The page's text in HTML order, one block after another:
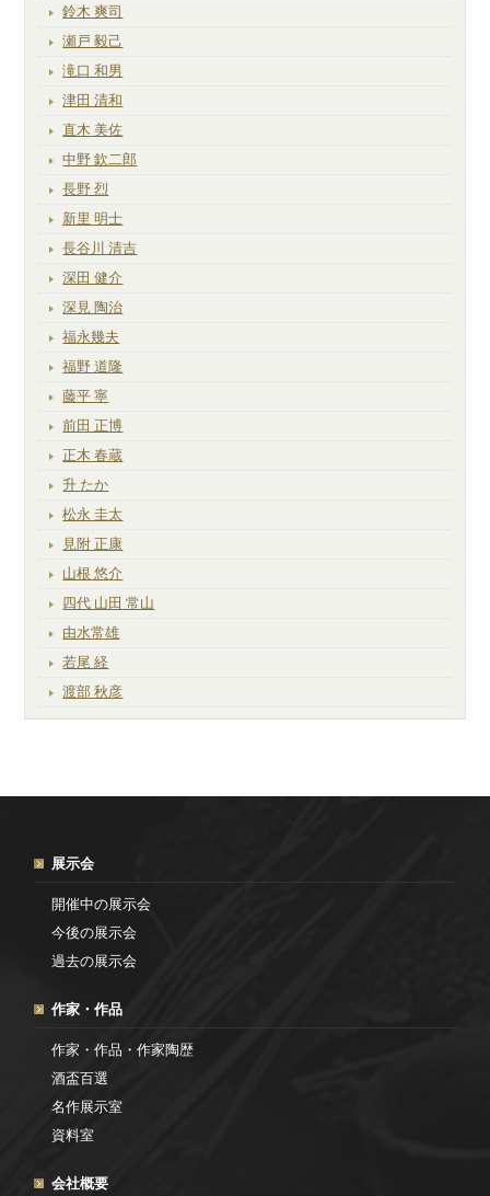
鈴木 爽司
瀬戸 毅己
滝口 和男
津田 清和
直木 美佐
中野 欽二郎
長野 烈
新里 明士
長谷川 清吉
深田 健介
深見 陶治
福永幾夫
福野 道隆
藤平 寧
前田 正博
正木 春蔵
升 たか
松永 圭太
見附 正康
山根 悠介
四代 山田 常山
由水常雄
若尾 経
渡部 秋彦
展示会
開催中の展示会
今後の展示会
過去の展示会
作家・作品
作家・作品・作家陶歴
酒盃百選
名作展示室
資料室
会社概要